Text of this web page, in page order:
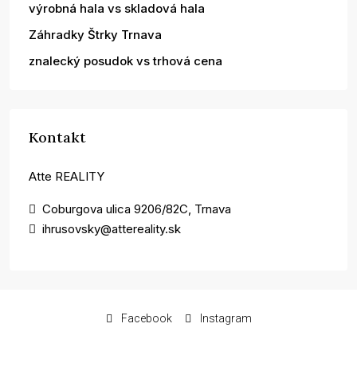
výrobná hala vs skladová hala
Záhradky Štrky Trnava
znalecký posudok vs trhová cena
Kontakt
Atte REALITY
Coburgova ulica 9206/82C, Trnava
ihrusovsky@attereality.sk
Facebook Instagram